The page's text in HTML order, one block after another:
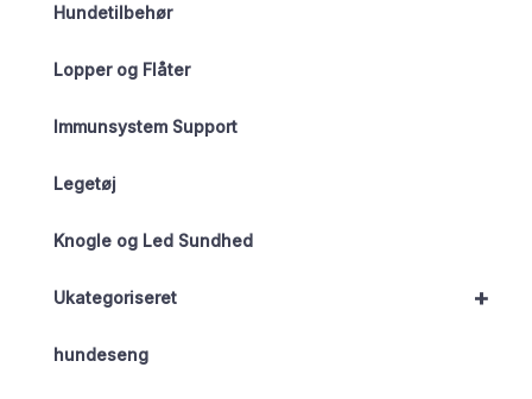
Hundetilbehør
Lopper og Flåter
Immunsystem Support
Legetøj
Knogle og Led Sundhed
+
Ukategoriseret
hundeseng